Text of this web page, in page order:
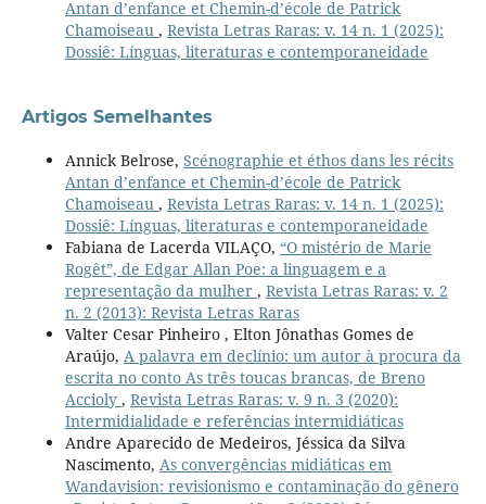
Antan d’enfance et Chemin-d’école de Patrick
Chamoiseau , Revista Letras Raras: v. 14 n. 1 (2025):
Dossiê: Línguas, literaturas e contemporaneidade
Artigos Semelhantes
Annick Belrose, Scénographie et éthos dans les récits
Antan d’enfance et Chemin-d’école de Patrick
Chamoiseau , Revista Letras Raras: v. 14 n. 1 (2025):
Dossiê: Línguas, literaturas e contemporaneidade
Fabiana de Lacerda VILAÇO, “O mistério de Marie
Rogêt”, de Edgar Allan Poe: a linguagem e a
representação da mulher , Revista Letras Raras: v. 2
n. 2 (2013): Revista Letras Raras
Valter Cesar Pinheiro , Elton Jônathas Gomes de
Araújo, A palavra em declínio: um autor à procura da
escrita no conto As três toucas brancas, de Breno
Accioly , Revista Letras Raras: v. 9 n. 3 (2020):
Intermidialidade e referências intermidiáticas
Andre Aparecido de Medeiros, Jéssica da Silva
Nascimento, As convergências midiáticas em
Wandavision: revisionismo e contaminação do gênero